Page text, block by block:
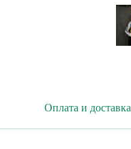
Оплата и доставка